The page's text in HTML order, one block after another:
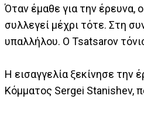
Όταν έμαθε για την έρευνα,
συλλεγεί μέχρι τότε. Στη
υπαλλήλου. Ο Tsatsarov
Η εισαγγελία ξεκίνησε την
Κόμματος Sergei Stanishev,